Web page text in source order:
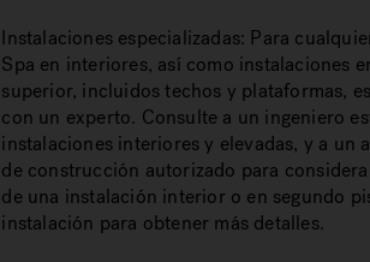
Instalaciones especializadas: Para
Spa en interiores, así como instalaciones
superior, incluidos techos y plataformas,
con un experto. Consulte a un ingeniero
instalaciones interiores y elevadas, y a un
de construcción autorizado para
de una instalación interior o en segundo
instalación para obtener más detalles.